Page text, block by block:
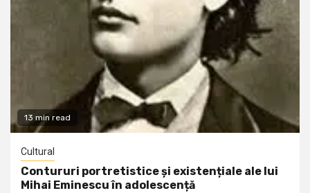
13 min read
Cultural
Contururi portretistice și existențiale ale lui
Mihai Eminescu în adolescență